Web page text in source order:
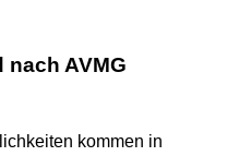
AVMG
kommen in